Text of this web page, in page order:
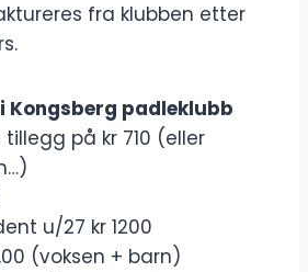
fra klubben etter
i Kongsberg padleklubb
på kr 710 (eller
u/27 kr 1200
(voksen + barn)